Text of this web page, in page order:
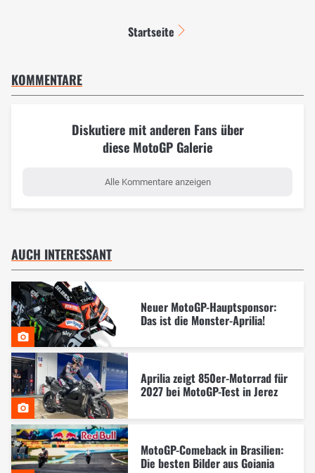
Startseite
KOMMENTARE
Diskutiere mit anderen Fans über
diese MotoGP Galerie
Alle Kommentare anzeigen
AUCH INTERESSANT
Neuer MotoGP-Hauptsponsor:
Das ist die Monster-Aprilia!
Aprilia zeigt 850er-Motorrad für
2027 bei MotoGP-Test in Jerez
MotoGP-Comeback in Brasilien:
Die besten Bilder aus Goiania